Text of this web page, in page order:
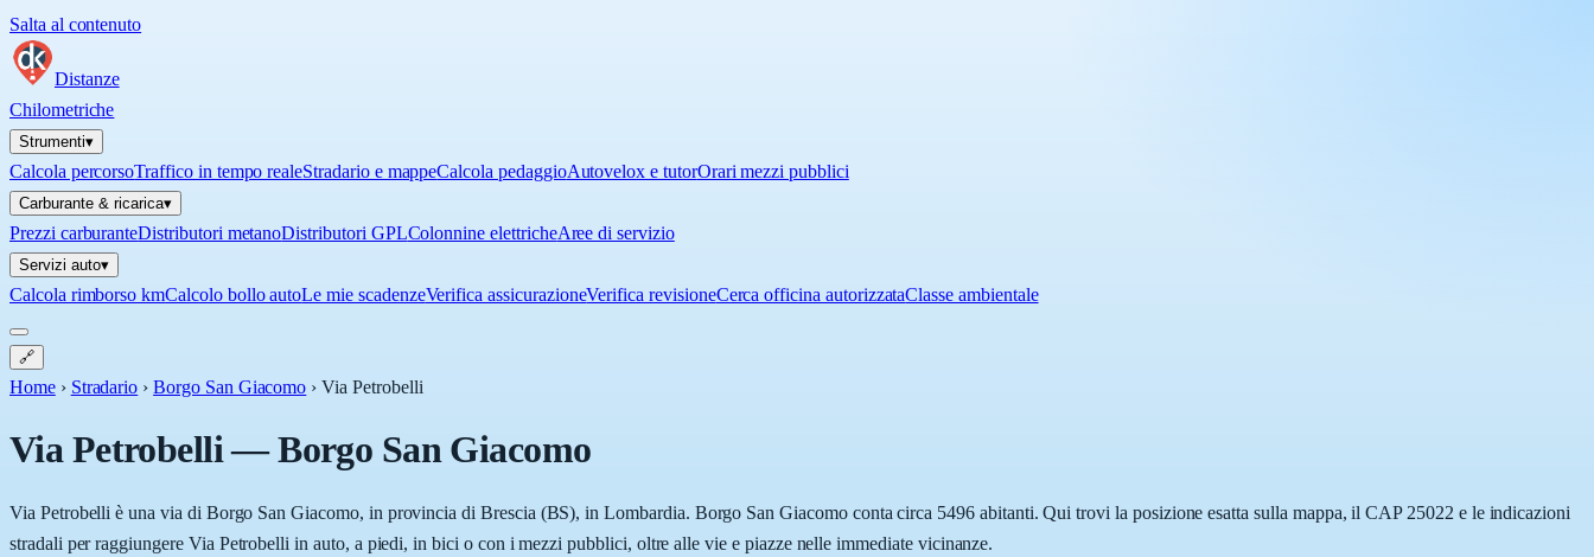
Salta al contenuto
Distanze
Chilometriche
Strumenti▾
Calcola percorsoTraffico in tempo realeStradario e mappeCalcola pedaggioAutovelox e tutorOrari mezzi pubblici
Carburante & ricarica▾
Prezzi carburanteDistributori metanoDistributori GPLColonnine elettricheAree di servizio
Servizi auto▾
Calcola rimborso kmCalcolo bollo autoLe mie scadenzeVerifica assicurazioneVerifica revisioneCerca officina autorizzataClasse ambientale
🔗
Home › Stradario › Borgo San Giacomo ›Via Petrobelli
Via Petrobelli—Borgo San Giacomo
Via Petrobelli è una via di Borgo San Giacomo, in provincia di Brescia (BS), in Lombardia. Borgo San Giacomo conta circa 5496 abitanti. Qui trovi la posizione esatta sulla mappa, il CAP 25022 e le indicazioni
stradali per raggiungere Via Petrobelli in auto, a piedi, in bici o con i mezzi pubblici, oltre alle vie e piazze nelle immediate vicinanze.